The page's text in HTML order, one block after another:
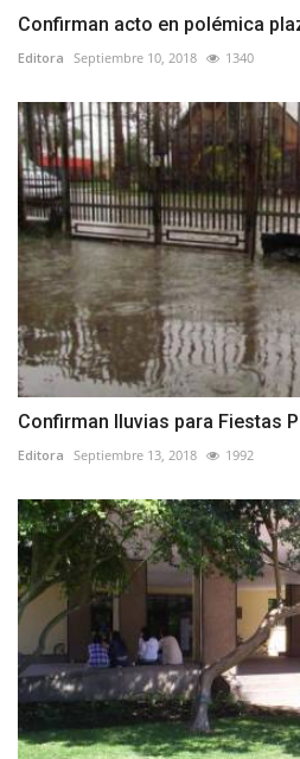
Confirman acto en polémica
Editora Septiembre 10, 2018 1340
Confirman lluvias para Fiestas
Editora Septiembre 13, 2018 1992